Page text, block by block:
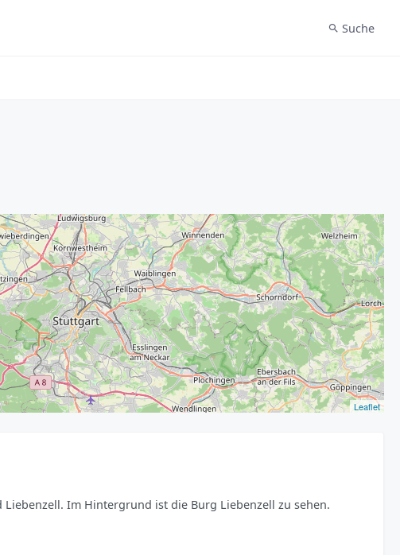
Suche
Leaflet
Im Hintergrund ist die Burg Liebenzell zu sehen.